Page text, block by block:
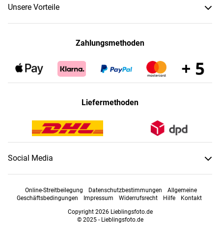
Unsere Vorteile
Zahlungsmethoden
Liefermethoden
Social Media
Online-Streitbeilegung Datenschutzbestimmungen
Allgemeine
Geschäftsbedingungen
Impressum Widerrufsrecht Hilfe
Kontakt
Copyright 2026 Lieblingsfoto.de
© 2025 - Lieblingsfoto.de